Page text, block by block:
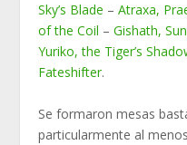
Sky’s Blade –Atraxa,
of the Coil –Gishath,
Yuriko, the Tiger’s
Fateshifter.
Se formaron mesas
particularmente al